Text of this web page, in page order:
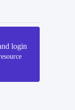
login